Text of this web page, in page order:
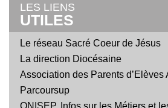
LES LIENS
UTILES
Le réseau Sacré Coeur de Jésus
La direction Diocésaine
Association des Parents d’Elèves
Parcoursup